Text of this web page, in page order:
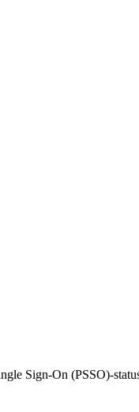
Sign-On (PSSO)-